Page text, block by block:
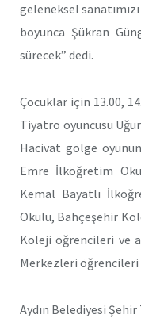
geleneksel
boyunca Şükran
sürecek” dedi.
Çocuklar için 13.00,
Tiyatro oyuncusu
Hacivat gölge
Emre İlköğretim
Kemal Bayatlı
Okulu, Bahçeşehir
Koleji öğrencileri ve
Merkezleri
Aydın Belediyesi